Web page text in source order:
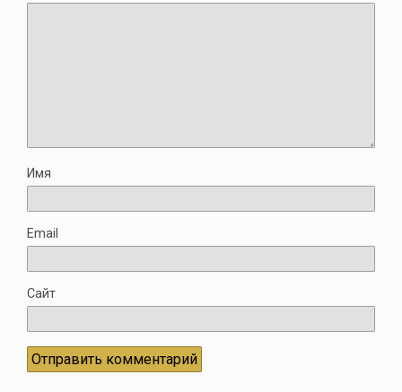
Имя
Email
Сайт